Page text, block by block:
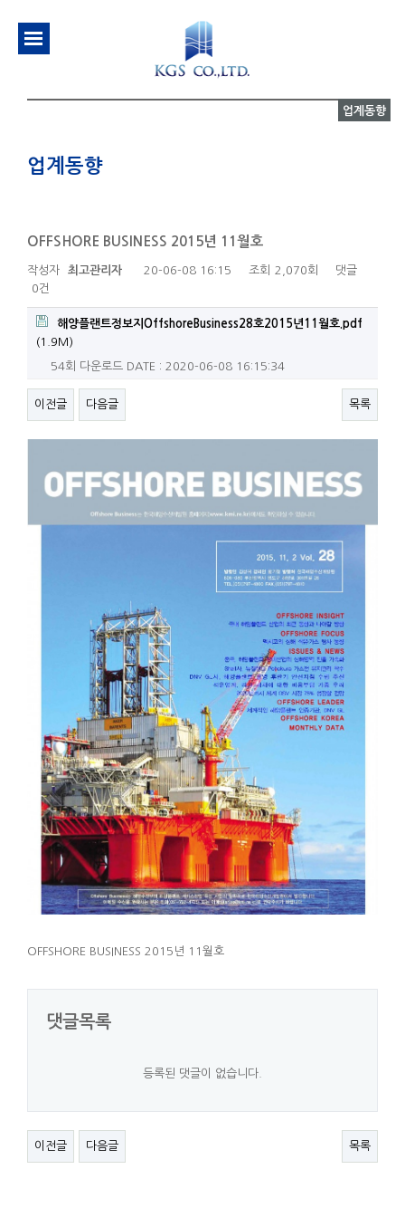
업계동향
업계동향
OFFSHORE BUSINESS 2015년 11월호
작성자 최고관리자 20-06-08 16:15 조회 2,070회
댓글
0건
해양플랜트정보지OffshoreBusiness28호2015년11월호.pdf
(1.9M)
54회 다운로드 DATE : 2020-06-08 16:15:34
이전글 다음글 목록
OFFSHORE BUSINESS 2015년 11월호
댓글목록
등록된 댓글이 없습니다.
이전글 다음글 목록